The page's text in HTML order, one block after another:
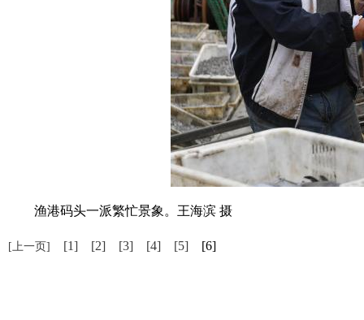
渔港码头一派繁忙景象。王海滨 摄
[上一页] [1] [2] [3] [4] [5] [6]